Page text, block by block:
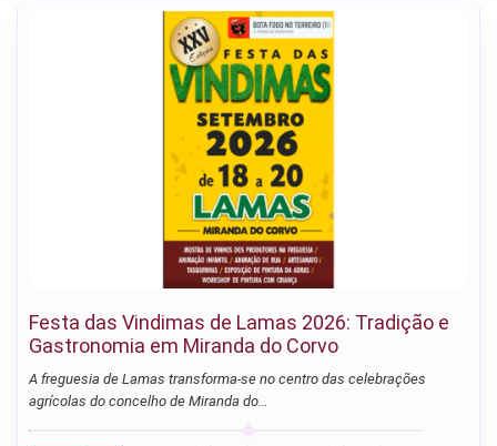
Festa das Vindimas de Lamas 2026: Tradição e
Gastronomia em Miranda do Corvo
A freguesia de Lamas transforma-se no centro das celebrações
agrícolas do concelho de Miranda do…